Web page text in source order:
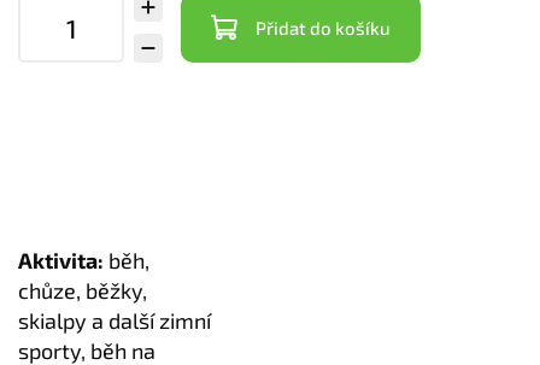
Přidat do košíku
Aktivita: běh,
chůze, běžky,
skialpy a další zimní
sporty, běh na